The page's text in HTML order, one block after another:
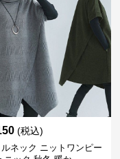
(税込)
ネック ニットワンピー